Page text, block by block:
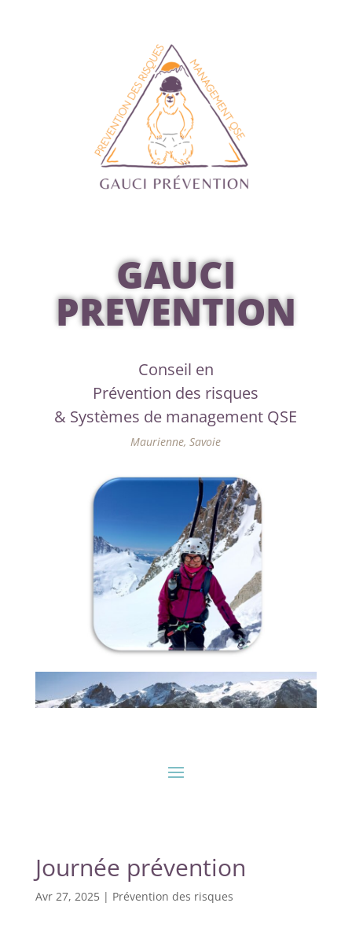
GAUCI
PREVENTION
Conseil en
Prévention des risques
& Systèmes de management QSE
Maurienne, Savoie
Journée prévention
Avr 27, 2025| Prévention des risques